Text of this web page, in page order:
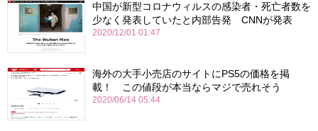
中国が新型コロナウィルスの感染者・死亡者数を
少なく発表していたと内部告発 CNNが発表
2020/12/01 01:47
海外の大手小売店のサイトにPS5の価格を掲
載！ この値段が本当ならマジで売れそう
2020/06/14 05:44